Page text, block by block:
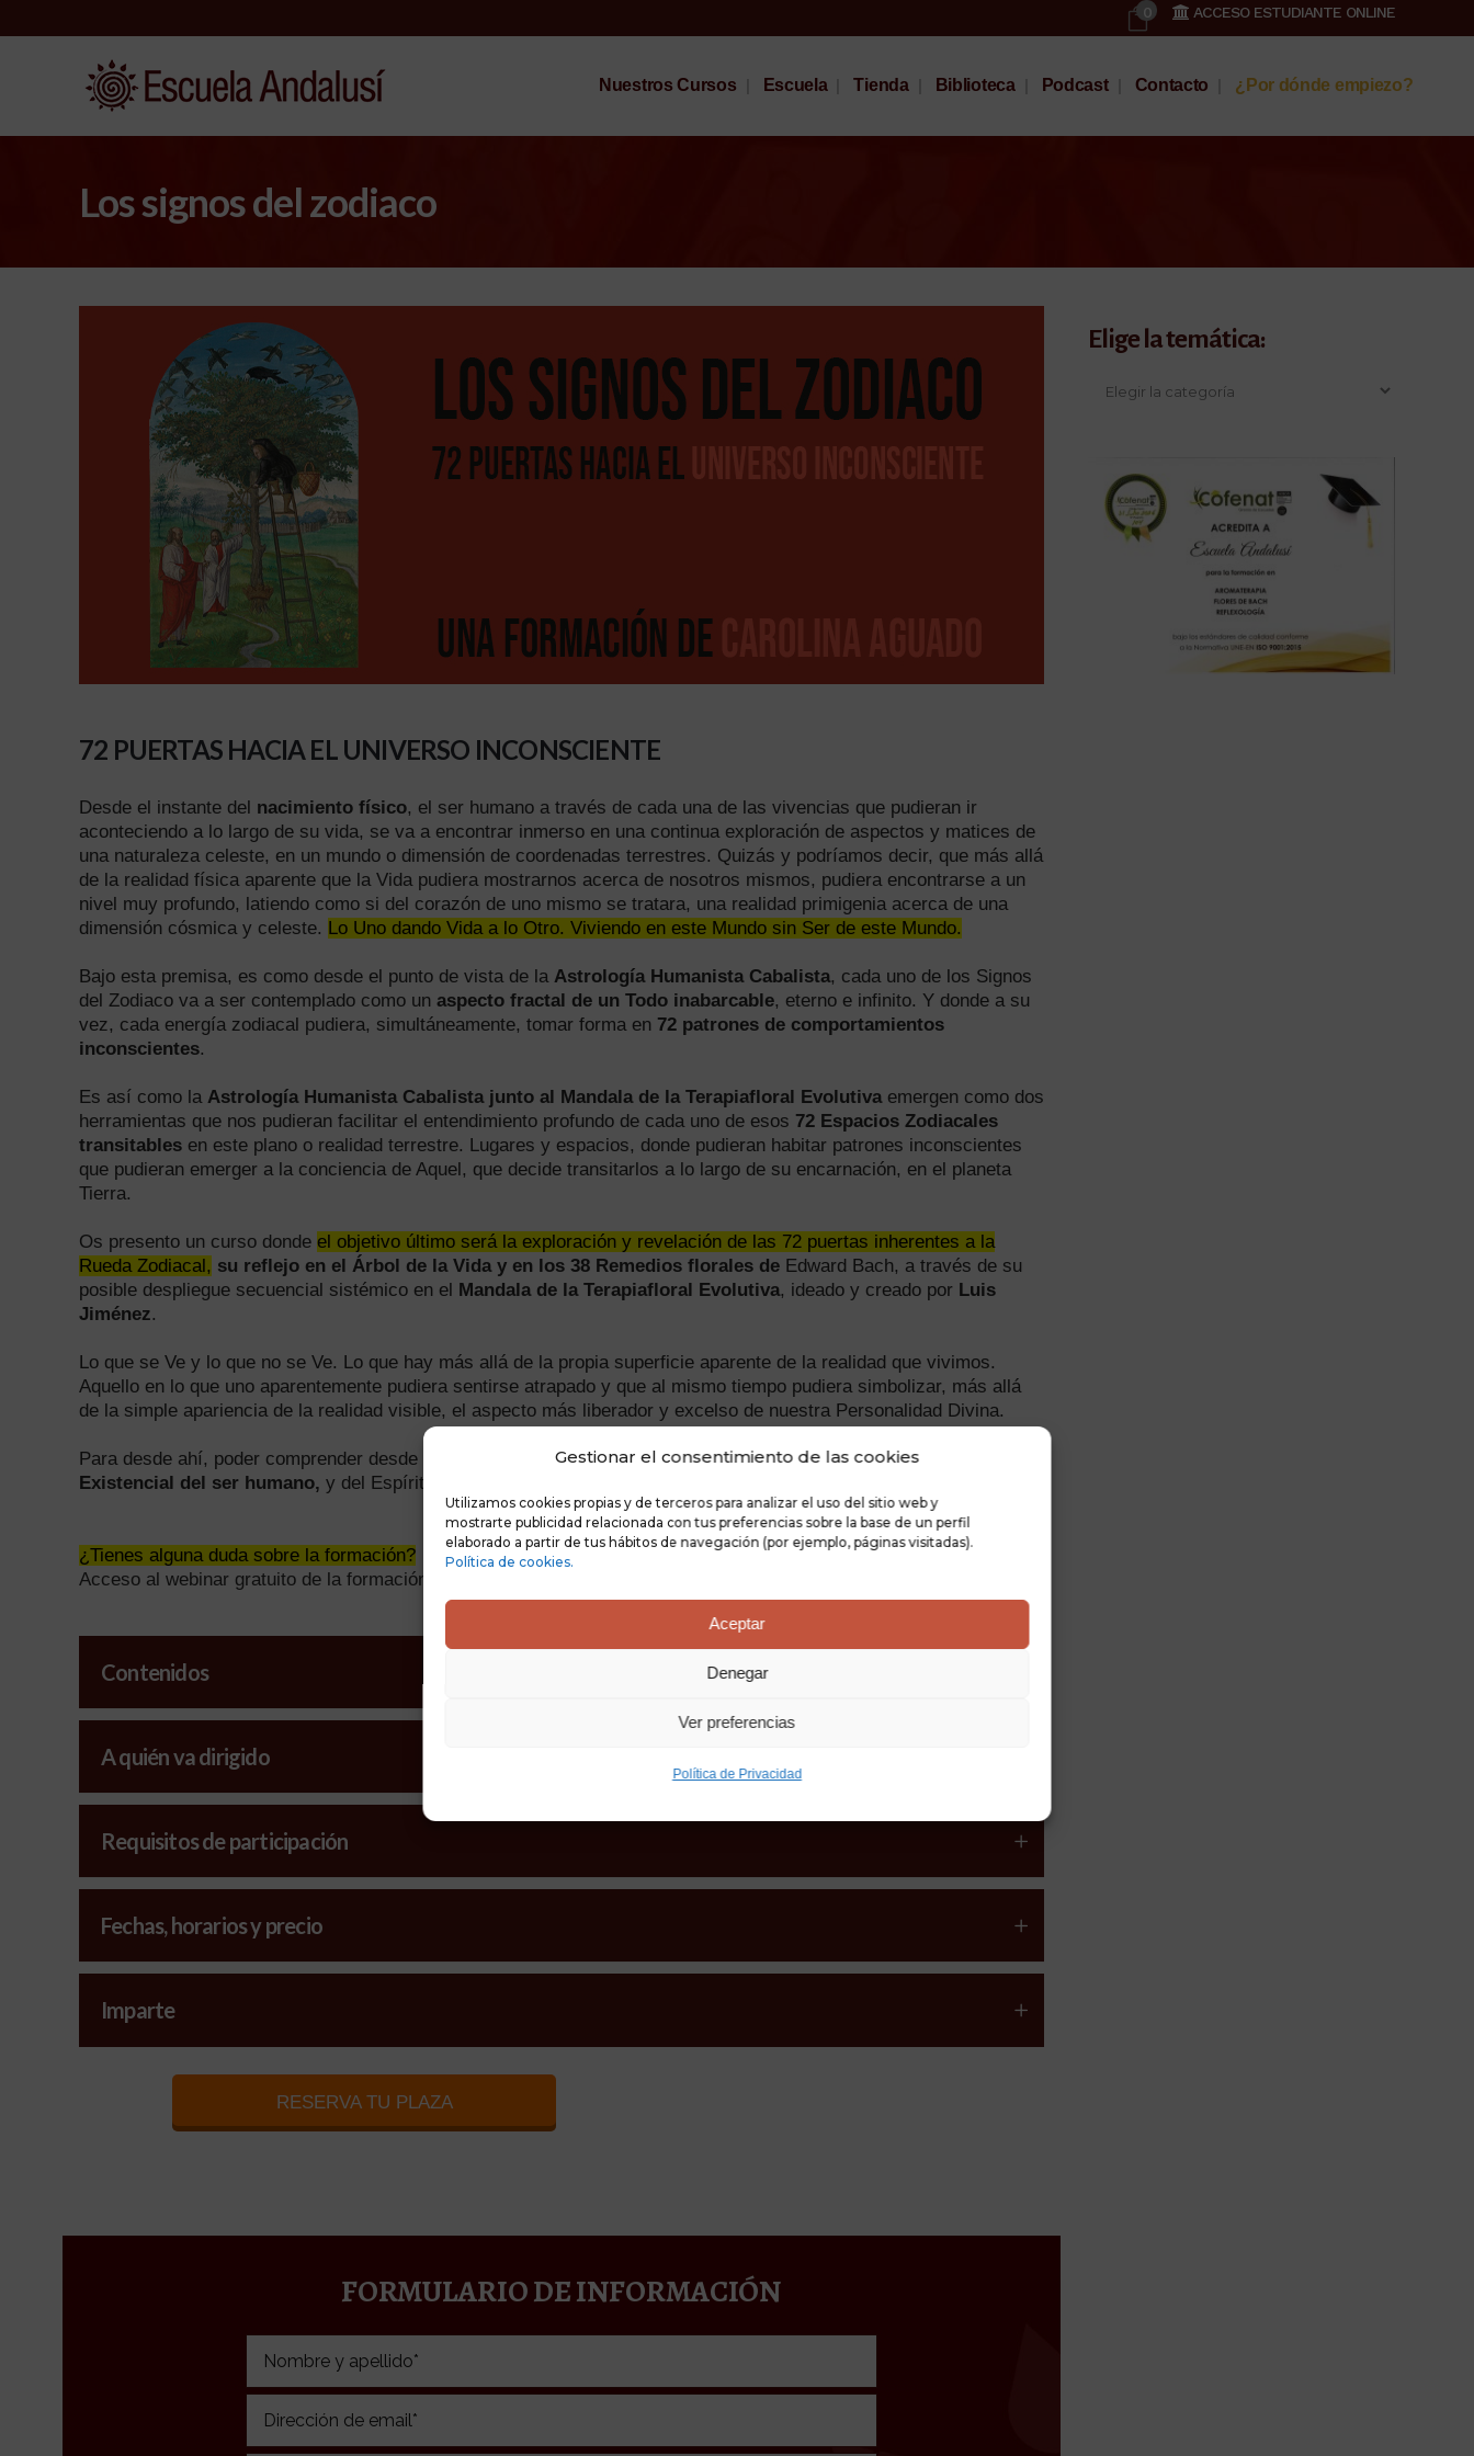
Gestionar el consentimiento de las cookies
Utilizamos cookies propias y de terceros para analizar el uso del sitio web y
mostrarte publicidad relacionada con tus preferencias sobre la base de un perfil
elaborado a partir de tus hábitos de navegación (por ejemplo, páginas visitadas).
Política de cookies.
Aceptar
Denegar
Ver preferencias
Política de Privacidad
0 ACCESO ESTUDIANTE ONLINE
Nuestros Cursos Escuela Tienda Biblioteca Podcast Contacto ¿Por dónde empiezo?
Los signos del zodiaco
72 PUERTAS HACIA EL UNIVERSO INCONSCIENTE
Desde el instante del nacimiento físico, el ser humano a través de cada una de las vivencias que pudieran ir
aconteciendo a lo largo de su vida, se va a encontrar inmerso en una continua exploración de aspectos y matices de
una naturaleza celeste, en un mundo o dimensión de coordenadas terrestres. Quizás y podríamos decir, que más allá
de la realidad física aparente que la Vida pudiera mostrarnos acerca de nosotros mismos, pudiera encontrarse a un
nivel muy profundo, latiendo como si del corazón de uno mismo se tratara, una realidad primigenia acerca de una
dimensión cósmica y celeste. Lo Uno dando Vida a lo Otro. Viviendo en este Mundo sin Ser de este Mundo.
Bajo esta premisa, es como desde el punto de vista de la Astrología Humanista Cabalista, cada uno de los Signos
del Zodiaco va a ser contemplado como un aspecto fractal de un Todo inabarcable, eterno e infinito. Y donde a su
vez, cada energía zodiacal pudiera, simultáneamente, tomar forma en 72 patrones de comportamientos
inconscientes.
Es así como la Astrología Humanista Cabalista junto al Mandala de la Terapiafloral Evolutivaemergen como dos
herramientas que nos pudieran facilitar el entendimiento profundo de cada uno de esos 72 Espacios Zodiacales
transitables en este plano o realidad terrestre. Lugares y espacios, donde pudieran habitar patrones inconscientes
que pudieran emerger a la conciencia de Aquel, que decide transitarlos a lo largo de su encarnación, en el planeta
Tierra.
Os presento un curso donde el objetivo último será la exploración y revelación de las 72 puertas inherentes a la
Rueda Zodiacal, su reflejo en el Árbol de la Vida y en los 38 Remedios florales de Edward Bach, a través de su
posible despliegue secuencial sistémico en el Mandala de la Terapiafloral Evolutiva, ideado y creado por Luis
Jiménez.
Lo que se Ve y lo que no se Ve. Lo que hay más allá de la propia superficie aparente de la realidad que vivimos.
Aquello en lo que uno aparentemente pudiera sentirse atrapado y que al mismo tiempo pudiera simbolizar, más allá
de la simple apariencia de la realidad visible, el aspecto más liberador y excelso de nuestra Personalidad Divina.
Para desde ahí, poder comprender desde una mayor y más amplia perspectiva,la Naturaleza Esencial y
Existencial del ser humano, y del Espíritu que le sostiene en esta Vida.
¿Tienes alguna duda sobre la formación?
Acceso al webinar gratuito de la formación
Contenidos
A quién va dirigido
Requisitos de participación
Fechas, horarios y precio
Imparte
RESERVA TU PLAZA
FORMULARIO DE INFORMACIÓN
Elige la temática: